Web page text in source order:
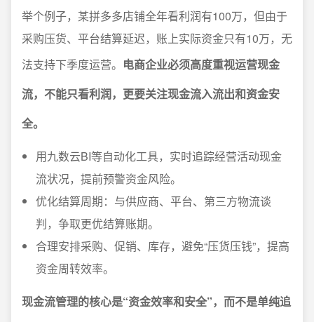
举个例子，某拼多多店铺全年看利润有100万，但由于
采购压货、平台结算延迟，账上实际资金只有10万，无
法支持下季度运营。 电商企业必须高度重视运营现金
流，不能只看利润，更要关注现金流入流出和资金安
全。
用九数云BI等自动化工具，实时追踪经营活动现金
流状况，提前预警资金风险。
优化结算周期：与供应商、平台、第三方物流谈
判，争取更优结算账期。
合理安排采购、促销、库存，避免“压货压钱”，提高
资金周转效率。
现金流管理的核心是“资金效率和安全”，而不是单纯追